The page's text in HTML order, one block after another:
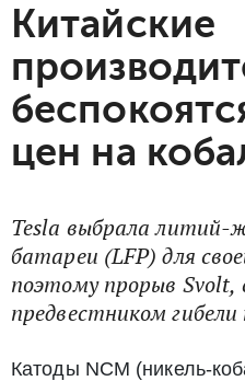
Китайские
цен на
Tesla выбрала литий-
батареи (LFP) для
поэтому прорыв
предвестником
Катоды NCM (никель-